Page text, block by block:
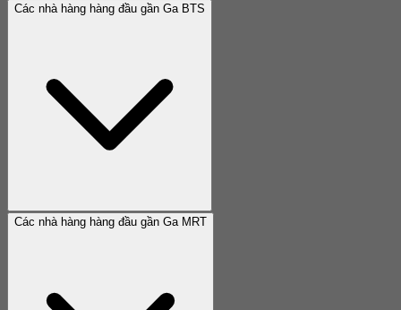
Các nhà hàng hàng đầu gần Ga BTS
Các nhà hàng hàng đầu gần Ga MRT